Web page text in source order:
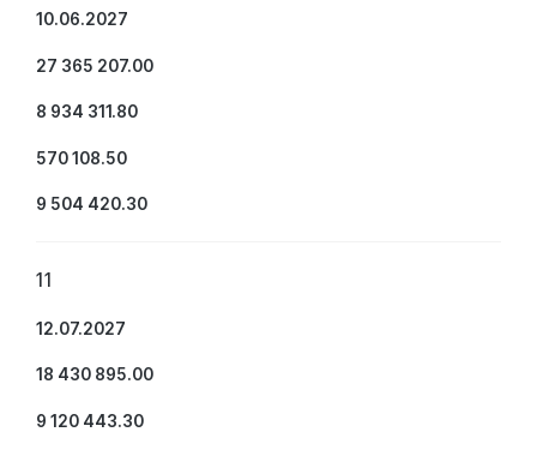
10.06.2027
27 365 207.00
8 934 311.80
570 108.50
9 504 420.30
11
12.07.2027
18 430 895.00
9 120 443.30